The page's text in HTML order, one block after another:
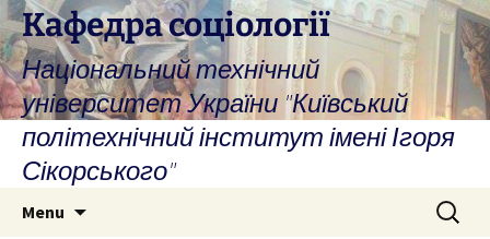
Skip
to
content
Кафедра соціології
Національний технічний
університет України "Київський
політехнічний інститут імені Ігоря
Сікорського"
Menu
Search
for: